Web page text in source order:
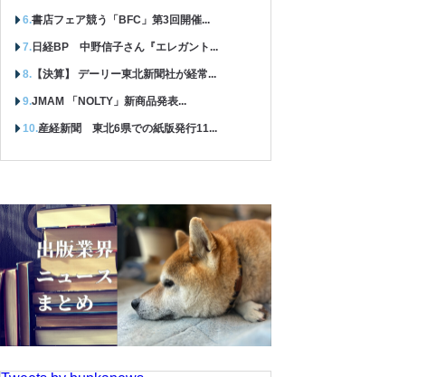
書店フェア競う「BFC」第3回開催...
日経BP 中野信子さん『エレガント...
【決算】 デーリー東北新聞社が経常...
JMAM 「NOLTY」新商品発表...
産経新聞 東北6県での紙版発行11...